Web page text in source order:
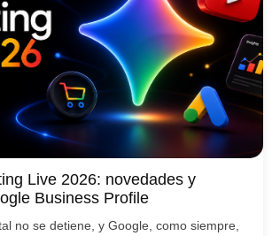
Live 2026: novedades y
Business Profile
no se detiene, y Google, como siempre,